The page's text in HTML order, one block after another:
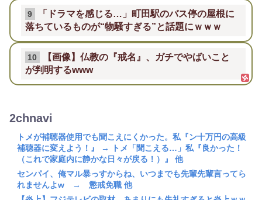
9
「ドラマを感じる…」町田駅のバス停の屋根に
落ちているものが“物騒すぎる”と話題にｗｗｗ
10
【画像】仏教の『戒名』、ガチでやばいこと
が判明するwww
2chnavi
トメが補聴器使用でも聞こえにくかった。私『ン十万円の高級
補聴器に変えよう！』 → トメ「聞こえる…」私『良かった！
（これで家庭内に静かな日々が戻る！）』 他
センパイ、俺マル暴っすからね、いつまでも先輩先輩言ってら
れませんよw → 懲戒免職 他